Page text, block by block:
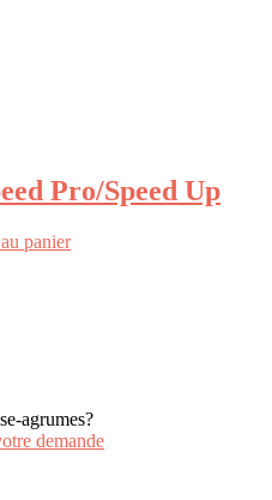
Pro/Speed Up
panier
agrumes?
demande